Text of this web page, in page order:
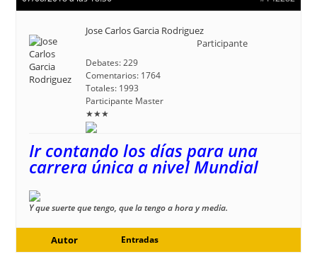
Jose Carlos Garcia Rodriguez
Participante
Debates: 229
Comentarios: 1764
Totales: 1993
Participante Master
★★★
Ir contando los días para una
carrera única a nivel Mundial
Y que suerte que tengo, que la tengo a hora y media.
Autor
Entradas